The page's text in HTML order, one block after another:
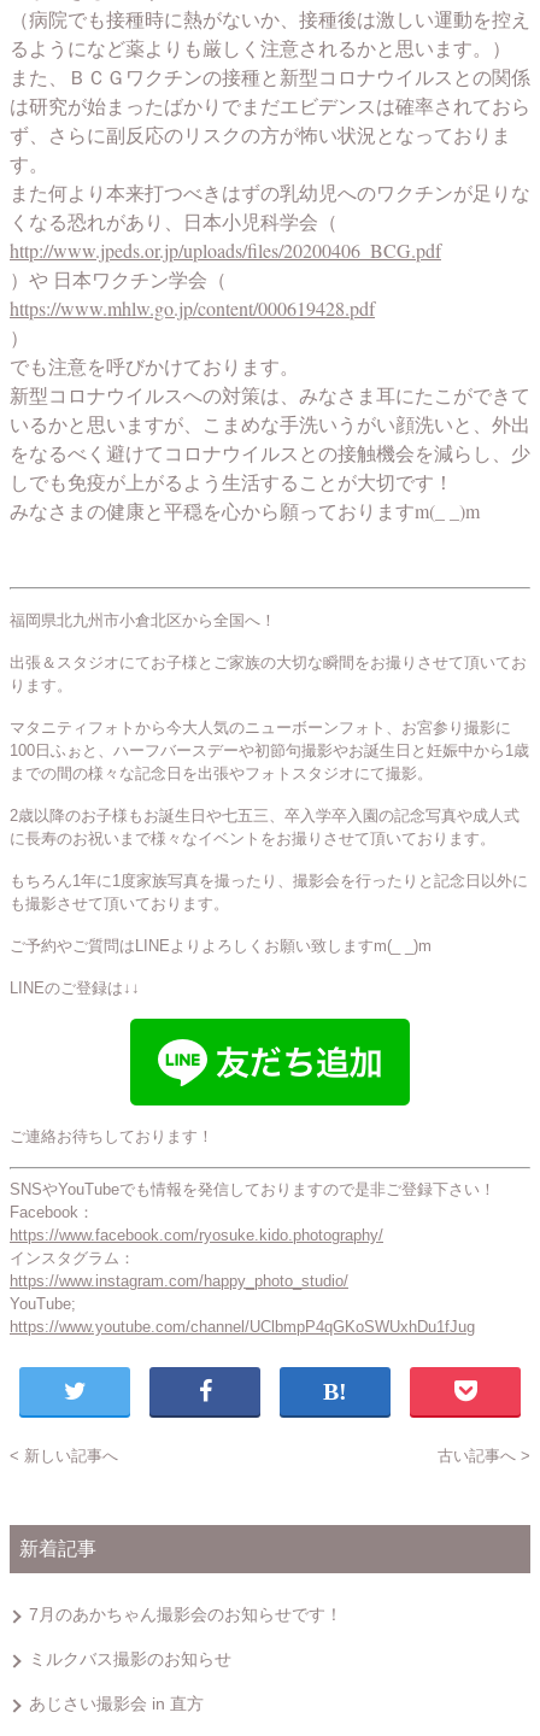
（病院でも接種時に熱がないか、接種後は激しい運動を控え
るようになど薬よりも厳しく注意されるかと思います。）
また、ＢＣＧワクチンの接種と新型コロナウイルスとの関係
は研究が始まったばかりでまだエビデンスは確率されておら
ず、さらに副反応のリスクの方が怖い状況となっておりま
す。
また何より本来打つべきはずの乳幼児へのワクチンが足りな
くなる恐れがあり、日本小児科学会（
http://www.jpeds.or.jp/uploads/files/20200406_BCG.pdf
）や 日本ワクチン学会（
https://www.mhlw.go.jp/content/000619428.pdf
）
でも注意を呼びかけております。
新型コロナウイルスへの対策は、みなさま耳にたこができて
いるかと思いますが、こまめな手洗いうがい顔洗いと、外出
をなるべく避けてコロナウイルスとの接触機会を減らし、少
しでも免疫が上がるよう生活することが大切です！
みなさまの健康と平穏を心から願っておりますm(_ _)m
福岡県北九州市小倉北区から全国へ！
出張＆スタジオにてお子様とご家族の大切な瞬間をお撮りさせて頂いてお
ります。
マタニティフォトから今大人気のニューボーンフォト、お宮参り撮影に
100日ふぉと、ハーフバースデーや初節句撮影やお誕生日と妊娠中から1歳
までの間の様々な記念日を出張やフォトスタジオにて撮影。
2歳以降のお子様もお誕生日や七五三、卒入学卒入園の記念写真や成人式
に長寿のお祝いまで様々なイベントをお撮りさせて頂いております。
もちろん1年に1度家族写真を撮ったり、撮影会を行ったりと記念日以外に
も撮影させて頂いております。
ご予約やご質問はLINEよりよろしくお願い致しますm(_ _)m
LINEのご登録は↓↓
ご連絡お待ちしております！
SNSやYouTubeでも情報を発信しておりますので是非ご登録下さい！
Facebook：
https://www.facebook.com/ryosuke.kido.photography/
インスタグラム：
https://www.instagram.com/happy_photo_studio/
YouTube;
https://www.youtube.com/channel/UClbmpP4qGKoSWUxhDu1fJug
< 新しい記事へ 古い記事へ >
新着記事
7月のあかちゃん撮影会のお知らせです！
ミルクバス撮影のお知らせ
あじさい撮影会 in 直方